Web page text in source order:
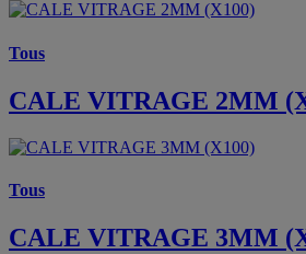
Tous
CALE VITRAGE 2MM
Tous
CALE VITRAGE 3MM